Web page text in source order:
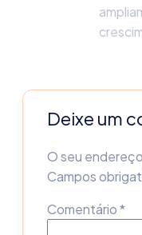
Deixe um
O seu
Campos
Comentário*